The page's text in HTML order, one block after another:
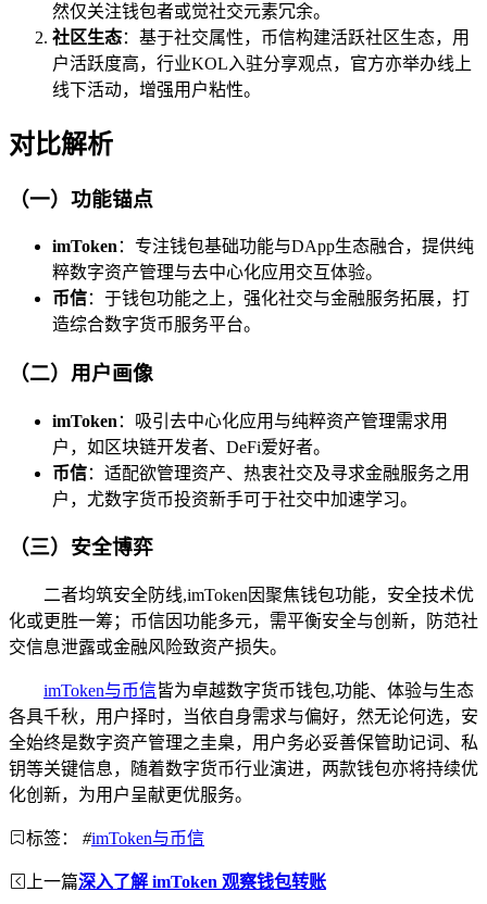
然仅关注钱包者或觉社交元素冗余。
社区生态：基于社交属性，币信构建活跃社区生态，用
户活跃度高，行业KOL入驻分享观点，官方亦举办线上
线下活动，增强用户粘性。
对比解析
（一）功能锚点
imToken ：专注钱包基础功能与DApp生态融合，提供纯
粹数字资产管理与去中心化应用交互体验。
币信：于钱包功能之上，强化社交与金融服务拓展，打
造综合数字货币服务平台。
（二）用户画像
imToken ：吸引去中心化应用与纯粹资产管理需求用
户，如区块链开发者、DeFi爱好者。
币信：适配欲管理资产、热衷社交及寻求金融服务之用
户，尤数字货币投资新手可于社交中加速学习。
（三）安全博弈
二者均筑安全防线,imToken因聚焦钱包功能，安全技术优
化或更胜一筹；币信因功能多元，需平衡安全与创新，防范社
交信息泄露或金融风险致资产损失。
imToken与币信皆为卓越数字货币钱包,功能、体验与生态
各具千秋，用户择时，当依自身需求与偏好，然无论何选，安
全始终是数字资产管理之圭臬，用户务必妥善保管助记词、私
钥等关键信息，随着数字货币行业演进，两款钱包亦将持续优
化创新，为用户呈献更优服务。
标签： #imToken与币信
上一篇深入了解 imToken 观察钱包转账